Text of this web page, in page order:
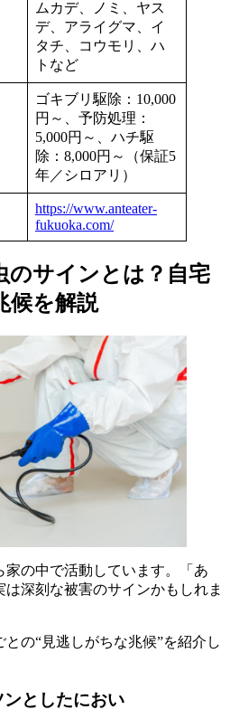
ムカデ、ノミ、ヤス
デ、アライグマ、イ
タチ、コウモリ、ハ
トなど
ゴキブリ駆除：10,000
円～、予防処理：
5,000円～、ハチ駆
除：8,000円～（保証5
年／シロアリ）
https://www.anteater-
fukuoka.com/
のサインとは？自宅
候を解説
の中で活動しています。「あ
深刻な被害のサインかもしれま
の“見逃しがちな兆候”を紹介し
としたにおい